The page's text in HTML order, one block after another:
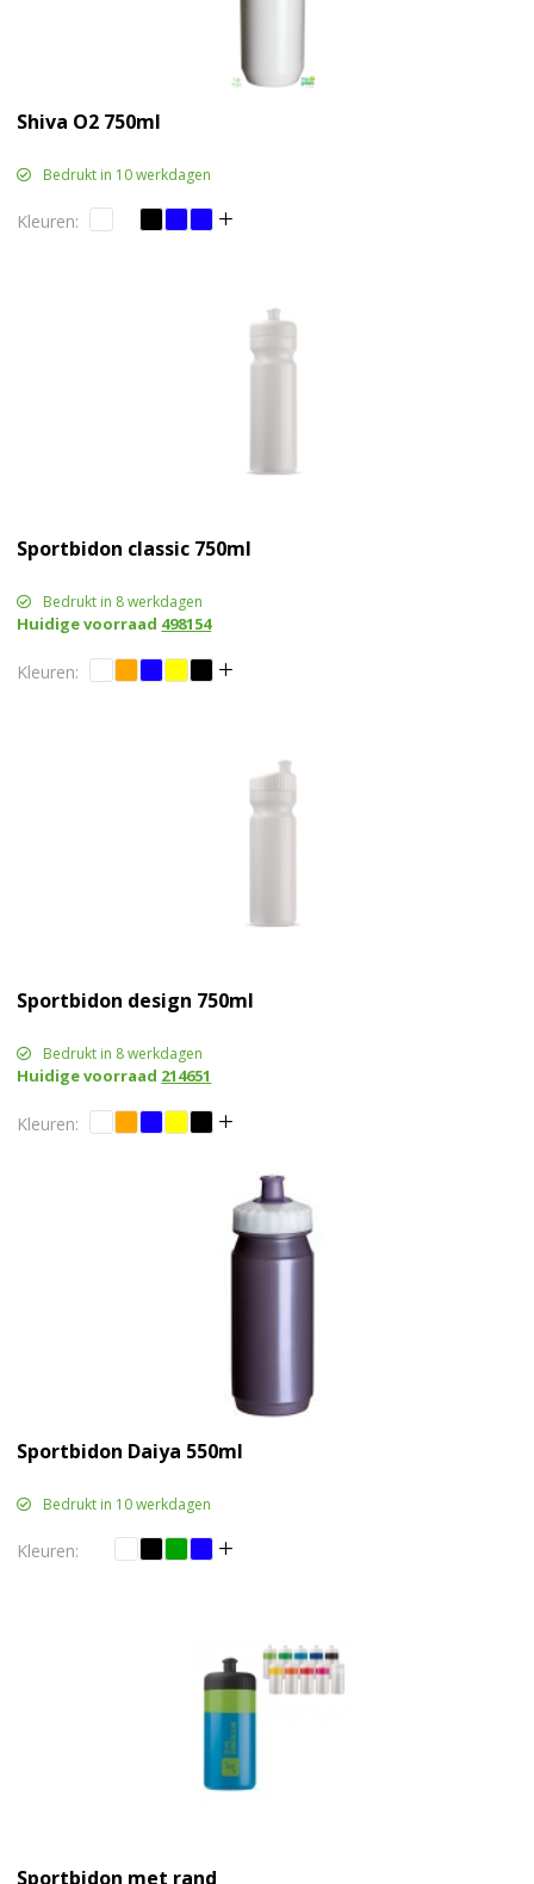
Shiva O2 750ml
Bedrukt in 10 werkdagen
Sportbidon classic 750ml
Bedrukt in 8 werkdagen
Huidige voorraad 498154
Sportbidon design 750ml
Bedrukt in 8 werkdagen
Huidige voorraad 214651
Sportbidon Daiya 550ml
Bedrukt in 10 werkdagen
Sportbidon met rand